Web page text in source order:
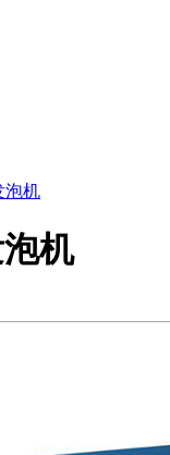
泡机
机